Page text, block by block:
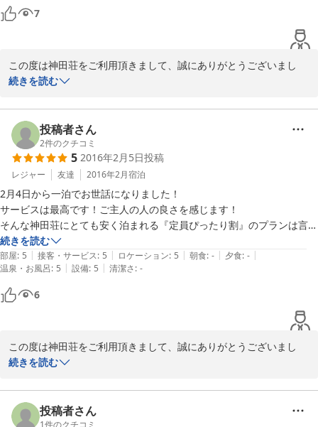
7
この度は神田荘をご利用頂きまして、誠にありがとうございまし
た！
ご飯を楽しみにしていたと伺い、ご満悦頂けたのか不安でしたが、
美味しかったとの言葉を頂けて安心しました。
去年のことはお食事の際に、ご飯のお褒めの言葉を頂いたのが嬉し
くて覚えていました。
また是非お待ちしております！
ありがとうございました。
2016-02-09
続きを読む
投稿者さん
2件のクチコミ
5 2016年2月5日投稿
レジャー 友達 2016年2月宿泊
2月4日から一泊でお世話になりました！
サービスは最高です！ご主人の人の良さを感じます！
そんな神田荘にとても安く泊まれる『定員ぴったり割』のプランは言う
こと無いです！
リピート確定です(^^)v
続きを読む
部屋: 5 | 接客・サービス: 5 | ロケーション: 5 | 朝食: - | 夕食: - |
温泉・お風呂: 5 | 設備: 5 | 清潔さ: -
6
この度は神田荘をご利用頂きまして、誠にありがとうございまし
た！
今年は雪不足の影響もあり、新プラン「定員ぴったり割」をご用意
してみましたが、ご満足頂けて何よりです！
続きを読む
投稿者さん
1件のクチコミ